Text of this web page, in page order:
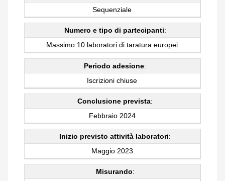
Sequenziale
Numero e tipo di partecipanti:
Massimo 10 laboratori di taratura europei
Periodo adesione:
Iscrizioni chiuse
Conclusione prevista:
Febbraio 2024
Inizio previsto attività laboratori:
Maggio 2023
Misurando: